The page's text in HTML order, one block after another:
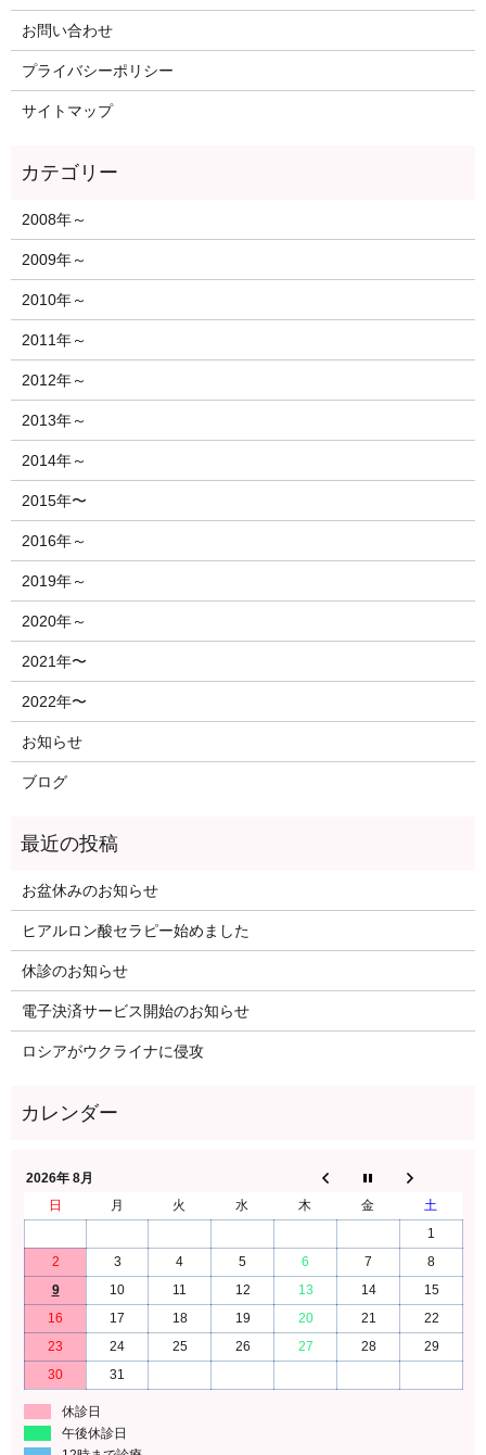
お問い合わせ
プライバシーポリシー
サイトマップ
2008年～
2009年～
2010年～
2011年～
2012年～
2013年～
2014年～
2015年〜
2016年～
2019年～
2020年～
2021年〜
2022年〜
お知らせ
ブログ
お盆休みのお知らせ
ヒアルロン酸セラピー始めました
休診のお知らせ
電子決済サービス開始のお知らせ
ロシアがウクライナに侵攻
2026年 8月
日
月 火 水 木 金
土
1
2
3 4 5 6 7
8
9
10 11 12 13 14
15
16
17 18 19 20 21
22
23
24 25 26 27 28
29
30
31
休診日
午後休診日